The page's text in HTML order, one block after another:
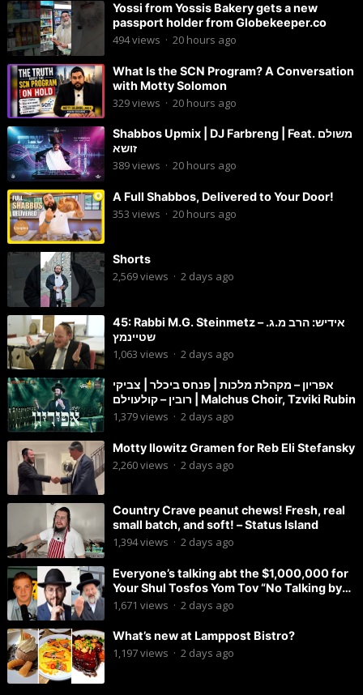
Yossi from Yossis Bakery gets a new
passport holder from Globekeeper.co
494views · 20 hours ago
What Is the SCN Program? A Conversation
with Motty Solomon
329views · 20 hours ago
Shabbos Upmix | DJ Farbreng | Feat. משולם
זושא
389views · 20 hours ago
A Full Shabbos, Delivered to Your Door!
353 views · 20 hours ago
Shorts
2,569views · 2 days ago
45: Rabbi M.G. Steinmetz – אידיש: הרב מ.ג.
שטיינמץ
1,063 views · 2 days ago
אפריון – מקהלת מלכות | פנחס ביכלר | צביקי
רובין – קולעוילם | Malchus Choir, Tzviki Rubin
1,379views · 2 days ago
Motty Ilowitz Gramen for Reb Eli Stefansky
2,260views · 2 days ago
Country Crave peanut chews! Fresh, real
small batch, and soft! – Status Island
1,394views · 2 days ago
Everyone’s talking abt the $1,000,000 for
Your Shul Tosfos Yom Tov “No Talking by
Davening” movement
1,671 views · 2 days ago
What’s new at Lamppost Bistro?
1,197views · 2 days ago